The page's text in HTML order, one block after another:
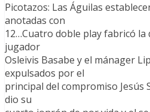
Picotazos: Las Águilas
anotadas con
12…Cuatro doble play fabricó la
jugador
Osleivis Basabe y el mánager
expulsados por el
principal del compromiso Jesús
dio su